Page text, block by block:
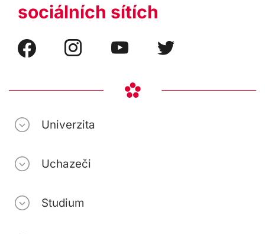
sociálních sítích
Univerzita
Uchazeči
Studium